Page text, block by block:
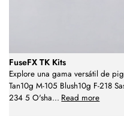
FuseFX TK Kits
Explore una gama versátil de
Tan10g M-105 Blush10g F-218
234 5 O'sha... Read more